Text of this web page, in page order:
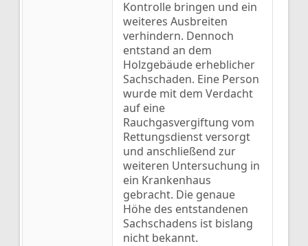
Kontrolle bringen und ein
weiteres Ausbreiten
verhindern. Dennoch
entstand an dem
Holzgebäude erheblicher
Sachschaden. Eine Person
wurde mit dem Verdacht
auf eine
Rauchgasvergiftung vom
Rettungsdienst versorgt
und anschließend zur
weiteren Untersuchung in
ein Krankenhaus
gebracht. Die genaue
Höhe des entstandenen
Sachschadens ist bislang
nicht bekannt.